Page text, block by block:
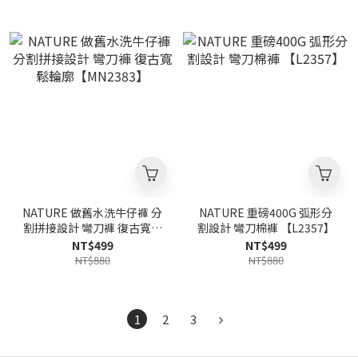
NATURE 做舊水洗牛仔褲 分
割拼接設計 彎刀褲 復古寬鬆
輪廓【MN2383】
NT$499
NT$880
NATURE 重磅400G 弧形分
割設計 彎刀棉褲 【L2357】
NT$499
NT$880
1 2 3